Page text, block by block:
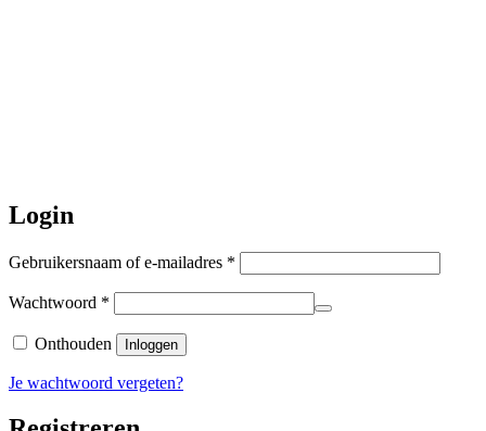
Login
Gebruikersnaam of e-mailadres *
Wachtwoord *
Onthouden Inloggen
Je wachtwoord vergeten?